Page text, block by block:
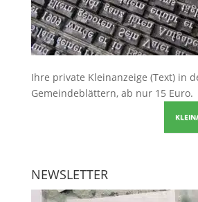
Ihre private Kleinanzeige (Text) in
Gemeindeblättern, ab nur 15 Euro.
NEWSLETTER